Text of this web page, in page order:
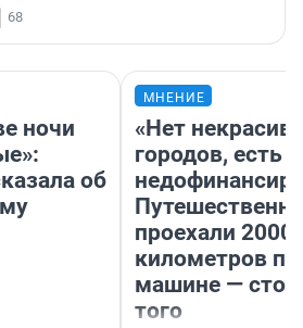
68
ночи
об
МНЕНИЕ
«Нет
городов, есть
проехали 2000
километров по
машине —
того